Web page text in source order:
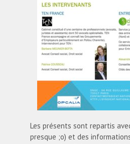
Les présents sont repartis
presque ;o) et des